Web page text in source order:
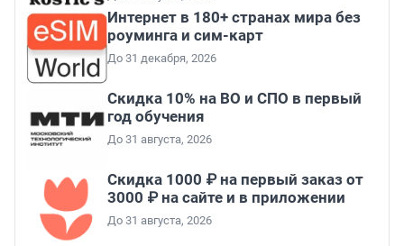
Интернет в 180+ странах мира без
роуминга и сим-карт
До 31 декабря, 2026
Скидка 10% на ВО и СПО в первый
год обучения
До 31 августа, 2026
Скидка 1000 ₽ на первый заказ от
3000 ₽ на сайте и в приложении
До 31 августа, 2026